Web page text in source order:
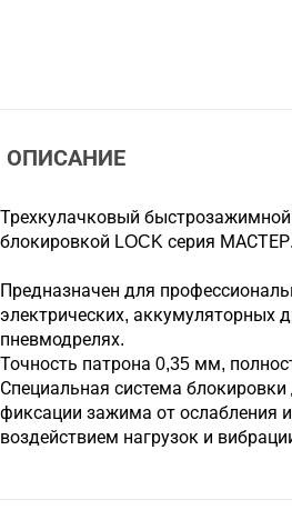
ОПИСАНИЕ
Трехкулачковый
блокировкой LOCK серия МАСТЕР.
Предназначен для
электрических, аккумуляторных
пневмодрелях.
Точность патрона 0,35 мм,
Специальная система
фиксации зажима от ослабления
воздействием нагрузок и